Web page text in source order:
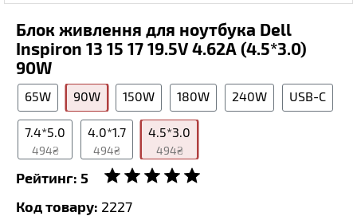
Блок живлення для ноутбука Dell
Inspiron 13 15 17 19.5V 4.62A (4.5*3.0)
90W
65W 90W 150W 180W 240W USB-C
7.4*5.0
494₴
4.0*1.7
494₴
4.5*3.0
494₴
Рейтинг: 5
Код товару: 2227